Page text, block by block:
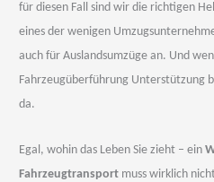
für diesen Fall sind wir die richtigen
eines der wenigen
auch für Auslandsumzüge an. Und
Fahrzeugüberführung Unterstützung
da.
Egal, wohin das Leben Sie zieht – ein
Fahrzeugtransport muss wirklich